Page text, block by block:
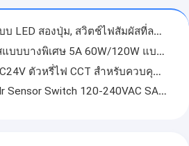
องปุ่ม, สวิตช์ไฟสัมผัสที่ละเอียดอ่อน 5000mA
ษ 5A 60W/120W แบบปุ่มเดียวสำหรับหรี่ไฟกระจก
ตัวหรี่ไฟ CCT สำหรับควบคุมไฟ LED
120-240VAC SAA Certified สำหรับห้องน้ำ